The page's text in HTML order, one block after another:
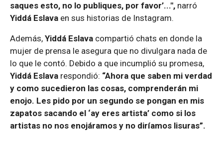
saques esto, no lo publiques, por favor’...", narró
Yiddá Eslava en sus historias de Instagram.
Además, Yiddá Eslava compartió chats en donde la
mujer de prensa le asegura que no divulgara nada de
lo que le contó. Debido a que incumplió su promesa,
Yiddá Eslava respondió: “Ahora que saben mi verdad
y como sucedieron las cosas, comprenderán mi
enojo. Les pido por un segundo se pongan en mis
zapatos sacando el ‘ay eres artista’ como si los
artistas no nos enojáramos y no diríamos lisuras”.